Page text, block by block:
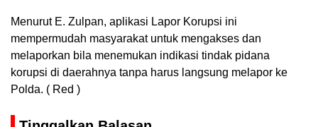
Menurut E. Zulpan, aplikasi Lapor Korupsi ini
mempermudah masyarakat untuk mengakses dan
melaporkan bila menemukan indikasi tindak pidana
korupsi di daerahnya tanpa harus langsung melapor ke
Polda. ( Red )